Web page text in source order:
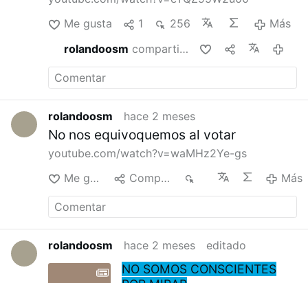
Me gusta
1 256
Más
rolandoosm compartió esto
rolandoosm hace 2 meses
No nos equivoquemos al votar
youtube.com/watch?v=waMHz2Ye-gs
Me gusta
Compartir Más
rolandoosm hace 2 meses editado
NO SOMOS CONSCIENTES